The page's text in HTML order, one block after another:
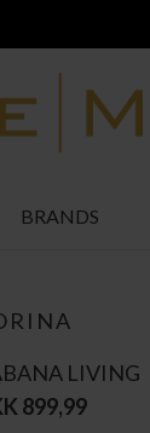
BRANDS
LIVING
899,99